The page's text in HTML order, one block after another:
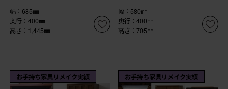
幅：685㎜
奥行：400㎜
高さ：1,445㎜
幅：580㎜
奥行：400㎜
高さ：705㎜
お手持ち家具リメイク実績 お手持ち家具リメイク実績